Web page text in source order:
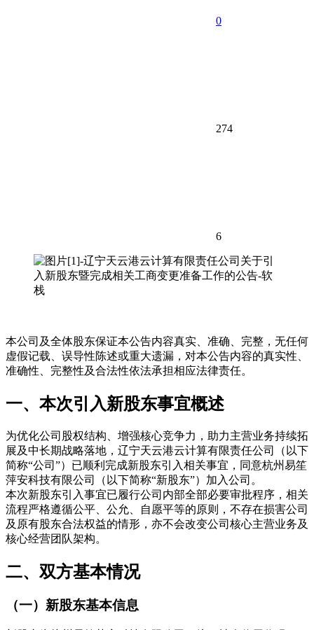
0
274
6
本公司及全体股东保证本公告内容真实、准确、完整，无任何
虚假记载、误导性陈述或重大遗漏，对本公告内容的真实性、
准确性、完整性及合法性依法承担相应法律责任。
一、本次引入新股东事宜概述
为优化公司股权结构、增强核心竞争力，助力主营业务持续拓
展及中长期战略落地，辽宁天云港云计算有限责任公司（以下
简称“公司”）已顺利完成新股东引入相关事宜，同意杭州易笙
萍安科技有限公司（以下简称“新股东”）加入公司。
本次新股东引入事宜已履行公司内部全部必要审批程序，相关
流程严格遵循公平、公允、自愿平等的原则，不存在损害公司
及原有股东合法权益的情形，亦不会改变公司核心主营业务及
核心经营团队架构。
二、双方基本情况
（一）新股东基本信息